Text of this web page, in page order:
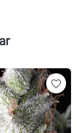
favorite_border